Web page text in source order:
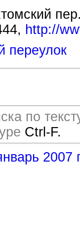
http://
переулок
по
Ctrl-F.
2007